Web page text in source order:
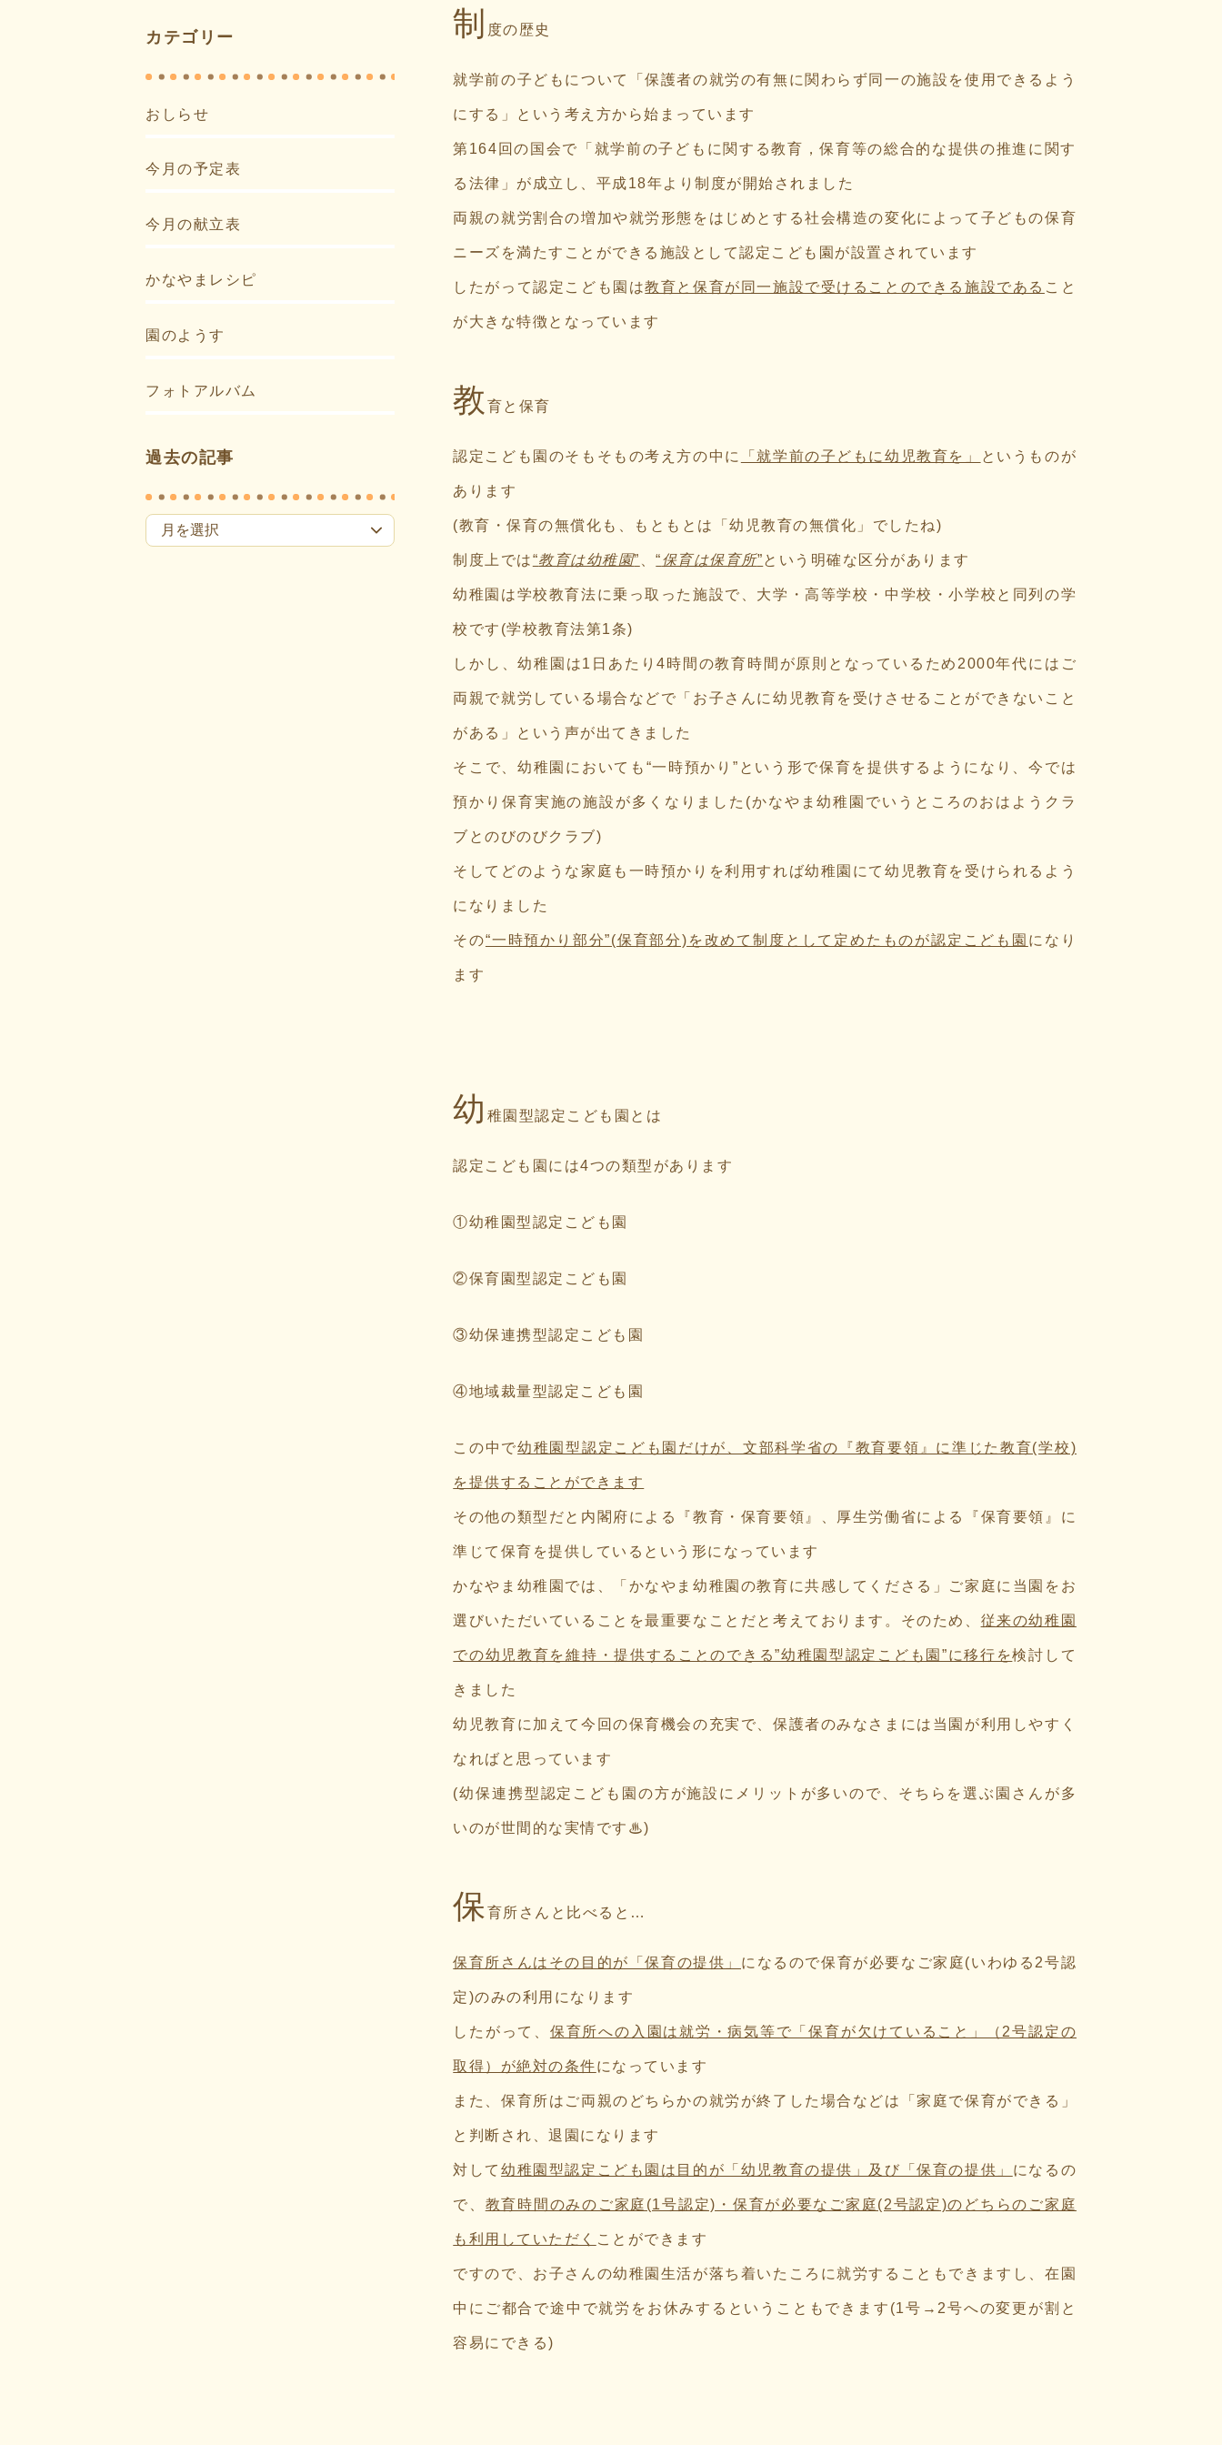
カテゴリー
おしらせ
今月の予定表
今月の献立表
かなやまレシピ
園のようす
フォトアルバム
過去の記事
制 度の歴史
就学前の子どもについて「保護者の就労の有無に関わらず同一の施設を使用できるよう
にする」という考え方から始まっています
第164回の国会で「就学前の子どもに関する教育，保育等の総合的な提供の推進に関す
る法律」が成立し、平成18年より制度が開始されました
両親の就労割合の増加や就労形態をはじめとする社会構造の変化によって子どもの保育
ニーズを満たすことができる施設として認定こども園が設置されています
したがって認定こども園は教育と保育が同一施設で受けることのできる施設である こと
が大きな特徴となっています
教 育と保育
認定こども園のそもそもの考え方の中に 「就学前の子どもに幼児教育を」 というものが
あります
(教育・保育の無償化も、もともとは「幼児教育の無償化」でしたね)
制度上では“教育は幼稚園” 、“保育は保育所”という明確な区分があります
幼稚園は学校教育法に乗っ取った施設で、大学・高等学校・中学校・小学校と同列の学
校です(学校教育法第1条)
しかし、幼稚園は1日あたり4時間の教育時間が原則となっているため2000年代にはご
両親で就労している場合などで「お子さんに幼児教育を受けさせることができないこと
がある」という声が出てきました
そこで、幼稚園においても“一時預かり”という形で保育を提供するようになり、今では
預かり保育実施の施設が多くなりました(かなやま幼稚園でいうところのおはようクラ
ブとのびのびクラブ)
そしてどのような家庭も一時預かりを利用すれば幼稚園にて幼児教育を受けられるよう
になりました
その“一時預かり部分”(保育部分)を改めて制度として定めたものが認定こども園 になり
ます
幼 稚園型認定こども園とは
認定こども園には4つの類型があります
①幼稚園型認定こども園
②保育園型認定こども園
③幼保連携型認定こども園
④地域裁量型認定こども園
この中で幼稚園型認定こども園だけが、文部科学省の『教育要領』に準じた教育(学校)
を提供することができます
その他の類型だと内閣府による『教育・保育要領』、厚生労働省による『保育要領』に
準じて保育を提供しているという形になっています
かなやま幼稚園では、「かなやま幼稚園の教育に共感してくださる」ご家庭に当園をお
選びいただいていることを最重要なことだと考えております。そのため、 従来の幼稚園
での幼児教育を維持・提供することのできる”幼稚園型認定こども園”に移行を検討して
きました
幼児教育に加えて今回の保育機会の充実で、保護者のみなさまには当園が利用しやすく
なればと思っています
(幼保連携型認定こども園の方が施設にメリットが多いので、そちらを選ぶ園さんが多
いのが世間的な実情です♨)
保 育所さんと比べると…
保育所さんはその目的が「保育の提供」 になるので保育が必要なご家庭(いわゆる2号認
定)のみの利用になります
したがって、 保育所への入園は就労・病気等で「保育が欠けていること」（2号認定の
取得）が絶対の条件になっています
また、保育所はご両親のどちらかの就労が終了した場合などは「家庭で保育ができる」
と判断され、退園になります
対して幼稚園型認定こども園は目的が「幼児教育の提供」及び「保育の提供」 になるの
で、 教育時間のみのご家庭(1号認定)・保育が必要なご家庭(2号認定)のどちらのご家庭
も利用していただく ことができます
ですので、お子さんの幼稚園生活が落ち着いたころに就労することもできますし、在園
中にご都合で途中で就労をお休みするということもできます(1号→2号への変更が割と
容易にできる)